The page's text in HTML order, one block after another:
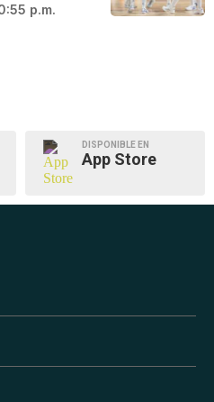
p.m.
DISPONIBLE EN
App Store